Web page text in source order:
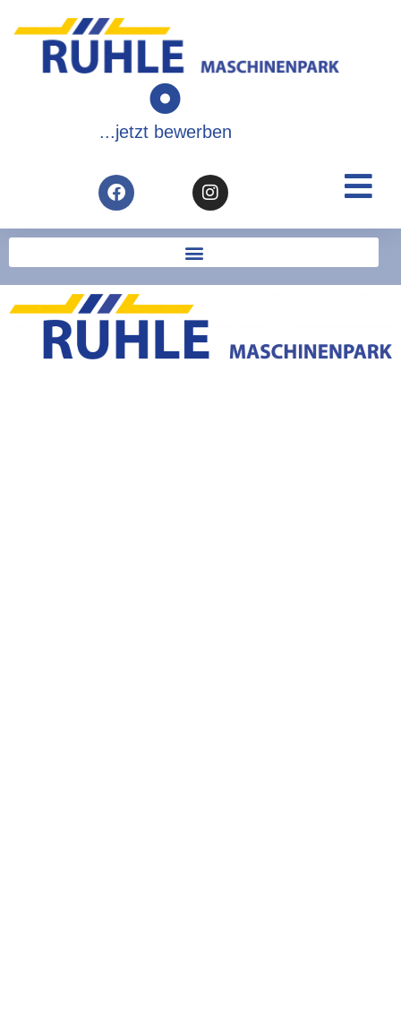
...jetzt bewerben